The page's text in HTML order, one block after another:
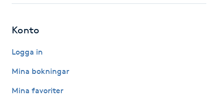
Headspa
Healing
Konto
Logga in
Mina bokningar
Mina favoriter